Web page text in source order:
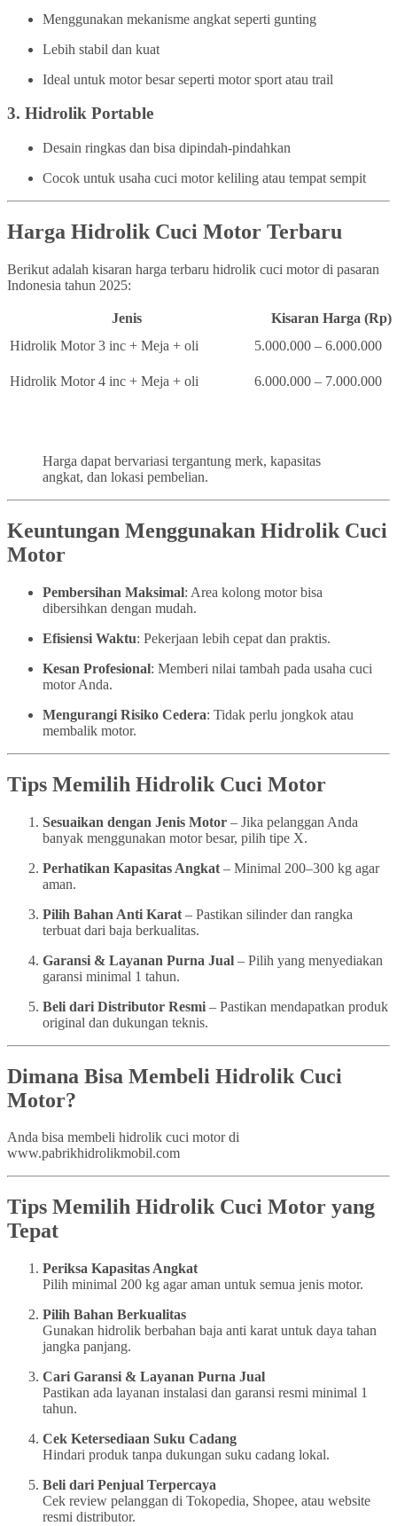
Menggunakan mekanisme angkat seperti gunting
Lebih stabil dan kuat
Ideal untuk motor besar seperti motor sport atau trail
3. Hidrolik Portable
Desain ringkas dan bisa dipindah-pindahkan
Cocok untuk usaha cuci motor keliling atau tempat sempit
Harga Hidrolik Cuci Motor Terbaru
Berikut adalah kisaran harga terbaru hidrolik cuci motor di pasaran
Indonesia tahun 2025:
Jenis
Kisaran Harga (Rp)
Hidrolik Motor 3 inc + Meja + oli
5.000.000 – 6.000.000
Hidrolik Motor 4 inc + Meja + oli 6.000.000 – 7.000.000
Harga dapat bervariasi tergantung merk, kapasitas
angkat, dan lokasi pembelian.
Keuntungan Menggunakan Hidrolik Cuci
Motor
Pembersihan Maksimal: Area kolong motor bisa
dibersihkan dengan mudah.
Efisiensi Waktu: Pekerjaan lebih cepat dan praktis.
Kesan Profesional: Memberi nilai tambah pada usaha cuci
motor Anda.
Mengurangi Risiko Cedera: Tidak perlu jongkok atau
membalik motor.
Tips Memilih Hidrolik Cuci Motor
Sesuaikan dengan Jenis Motor – Jika pelanggan Anda
banyak menggunakan motor besar, pilih tipe X.
Perhatikan Kapasitas Angkat – Minimal 200–300 kg agar
aman.
Pilih Bahan Anti Karat – Pastikan silinder dan rangka
terbuat dari baja berkualitas.
Garansi & Layanan Purna Jual – Pilih yang menyediakan
garansi minimal 1 tahun.
Beli dari Distributor Resmi – Pastikan mendapatkan produk
original dan dukungan teknis.
Dimana Bisa Membeli Hidrolik Cuci
Motor?
Anda bisa membeli hidrolik cuci motor di
www.pabrikhidrolikmobil.com
Tips Memilih Hidrolik Cuci Motor yang
Tepat
Periksa Kapasitas Angkat
Pilih minimal 200 kg agar aman untuk semua jenis motor.
Pilih Bahan Berkualitas
Gunakan hidrolik berbahan baja anti karat untuk daya tahan
jangka panjang.
Cari Garansi & Layanan Purna Jual
Pastikan ada layanan instalasi dan garansi resmi minimal 1
tahun.
Cek Ketersediaan Suku Cadang
Hindari produk tanpa dukungan suku cadang lokal.
Beli dari Penjual Terpercaya
Cek review pelanggan di Tokopedia, Shopee, atau website
resmi distributor.